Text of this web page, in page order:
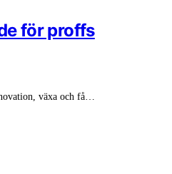
för proffs
växa och få…